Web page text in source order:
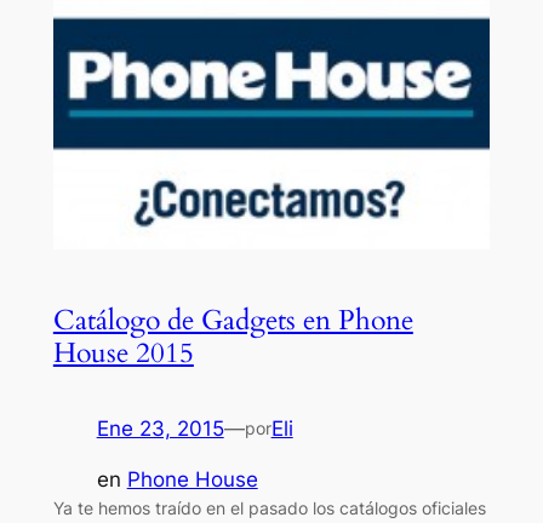
Catálogo de Gadgets en Phone
House 2015
Ene 23, 2015—porEli
en Phone House
Ya te hemos traído en el pasado los catálogos oficiales